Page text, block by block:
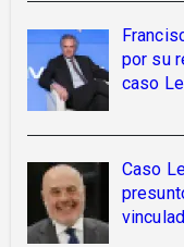
por su
caso
Caso